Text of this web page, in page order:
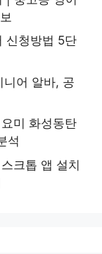
신청방법 5단
어 알바, 공
미 화성동탄
석
크톱 앱 설치